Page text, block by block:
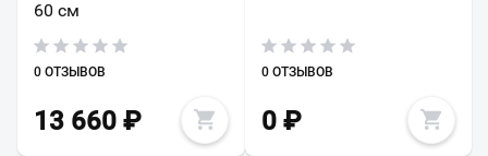
60 см
0 ОТЗЫВОВ
13 660 ₽
0 ОТЗЫВОВ
0₽